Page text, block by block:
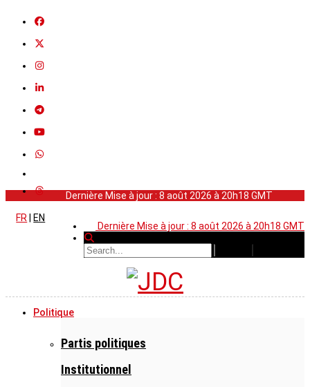
Dernière Mise à jour : 8 août 2026 à 20h18 GMT
Dernière Mise à jour : 8 août 2026 à 20h18 GMT
FR
EN
Politique
Partis politiques
Institutionnel